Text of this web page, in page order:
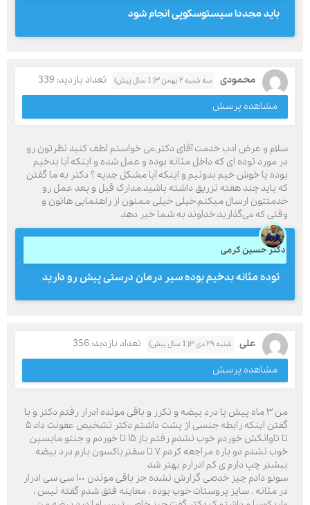
باید مجددا سیستوسکوپی انجام شود
محمودی سه شنبه ۲ بهمن ۳( 1 سال پیش)
تعداد بازدید: 339
مشاهده پرسش
سلام و عرض ادب خدمت آقای دکتر.می خواستم لطف کنید نظرتون رو
در مورد توده ای که داخل مثانه بوده و عمل شده و اینکه آیا بدخیم
بوده یا خوش خیم بدونیم و اینکه آیا مشکل جدیه ؟ دکتر به ما گفتن
که باید چند هفته تزریق داشته باشید.مدارک قبل و بعد عمل رو
خدمتتون ارسال میکنم.خیلی خیلی ممنون از راهنمایی هاتون و
وقتی که می‌گذارید.خداوند به شما خیر دهد.
دکتر حسین کرمی
توده مثانه بدخیم بوده سیر درمان درستی پیش رو دارید
علی شنبه ۲۹ دی ۳( 1 سال پیش)
تعداد بازدید: 356
مشاهده پرسش
من ۳ ماه پیش با درد بیضه و تکرر و باقی مونده ادرار رفتم دکتر و با
گفتن اینکه رابطه جنسی از پشت داشتم دکتر تشخیص عفونت داد ۵
تا تاوانکش خوردم خوب نشدم رفتم باز ۱۵ تا خوردم و جنتو مایسین
خوب نشدم دو باره مراجعه کردم ۷ تا سفتریاکسون بازم درد بیضه
ببشتر چپ دارم ی کم ادرارم بهتر شد
سونو دادم چیز خدصی گزارش نشده جز باقی موندن ۱۰۰ سی سی ادرار
در مثانه ، سایز پروستات خوب بوده ، معاینه فتق شدم گفته نیس ،